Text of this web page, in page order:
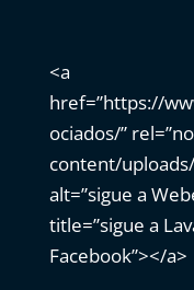
<a
href=”https://
ociados/”
content/
alt=”sigue a
title=”sigue a
Facebook”></a>